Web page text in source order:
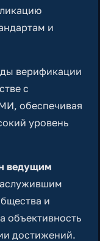
и
верификации
с
обеспечивая
уровень
ведущим
и
объективность
достижений.